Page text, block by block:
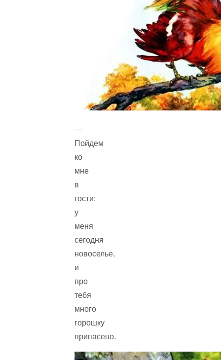
—
Пойдем
ко
мне
в
гости:
у
меня
сегодня
новоселье,
и
про
тебя
много
горошку
припасено.